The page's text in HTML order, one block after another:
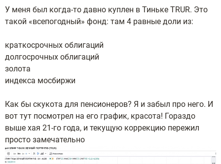
У меня был когда-то давно куплен в Тиньке TRUR. Это
такой «всепогодный» фонд: там 4 равные доли из:
краткосрочных облигаций
долгосрочных облигаций
золота
индекса мосбиржи
Как бы скукота для пенсионеров? Я и забыл про него. И
вот тут посмотрел на его график, красота! Гораздо
выше хая 21-го года, и текущую коррекцию пережил
просто замечательно